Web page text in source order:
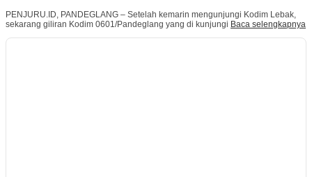
PENJURU.ID, PANDEGLANG – Setelah kemarin mengunjungi Kodim Lebak,
sekarang giliran Kodim 0601/Pandeglang yang di kunjungi Baca selengkapnya